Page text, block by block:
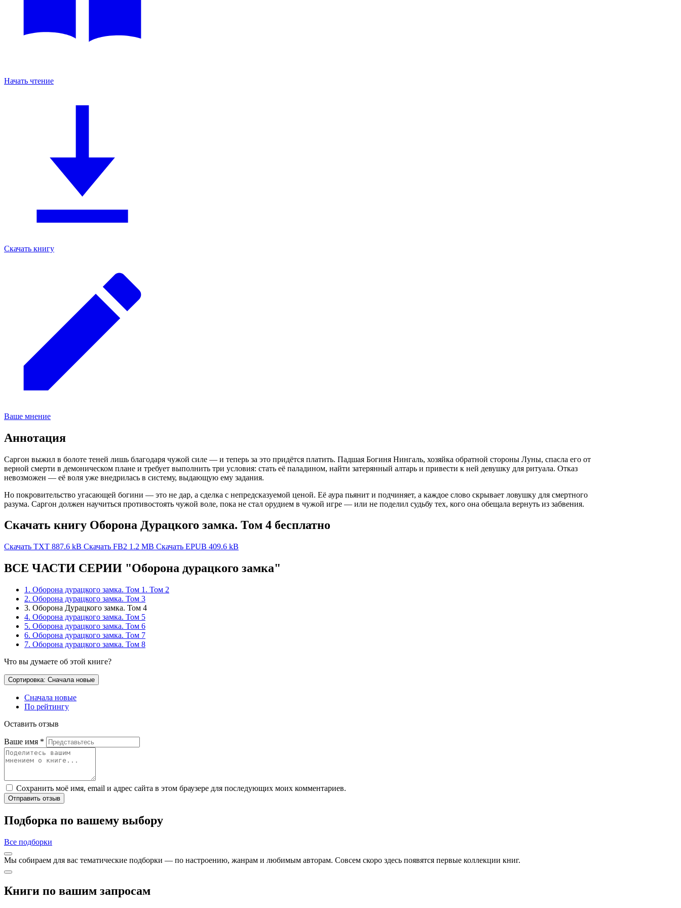
Начать чтение
Скачать книгу
Ваше мнение
Аннотация
Саргон выжил в болоте теней лишь благодаря чужой силе — и теперь за это придётся платить. Падшая Богиня Нингаль, хозяйка обратной стороны Луны, спасла его от
верной смерти в демоническом плане и требует выполнить три условия: стать её паладином, найти затерянный алтарь и привести к ней девушку для ритуала. Отказ
невозможен — её воля уже внедрилась в систему, выдающую ему задания.
Но покровительство угасающей богини — это не дар, а сделка с непредсказуемой ценой. Её аура пьянит и подчиняет, а каждое слово скрывает ловушку для смертного
разума. Саргон должен научиться противостоять чужой воле, пока не стал орудием в чужой игре — или не поделил судьбу тех, кого она обещала вернуть из забвения.
Скачать книгу Оборона Дурацкого замка. Том 4 бесплатно
Скачать TXT 887.6 kB Скачать FB2 1.2 MB Скачать EPUB 409.6 kB
ВСЕ ЧАСТИ СЕРИИ "Оборона дурацкого замка"
1. Оборона дурацкого замка. Том 1. Том 2
2. Оборона дурацкого замка. Том 3
3. Оборона Дурацкого замка. Том 4
4. Оборона дурацкого замка. Том 5
5. Оборона дурацкого замка. Том 6
6. Оборона дурацкого замка. Том 7
7. Оборона дурацкого замка. Том 8
Что вы думаете об этой книге?
Сортировка: Сначала новые
Сначала новые
По рейтингу
Оставить отзыв
Ваше имя *
Сохранить моё имя, email и адрес сайта в этом браузере для последующих моих комментариев.
Отправить отзыв
Подборка по вашему выбору
Все подборки
Мы собираем для вас тематические подборки — по настроению, жанрам и любимым авторам. Совсем скоро здесь появятся первые коллекции книг.
Книги по вашим запросам